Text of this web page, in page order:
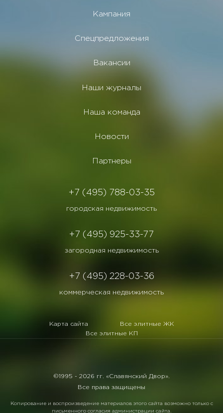
Кампания
Спецпредложения
Вакансии
Наши журналы
Наша команда
Новости
Партнеры
+7 (495) 788-03-35
городская недвижимость
+7 (495) 925-33-77
загородная недвижимость
+7 (495) 228-03-36
коммерческая недвижимость
Карта сайта
Все элитные ЖК
Все элитные КП
©1995 - 2026 гг. «Славянский Двор».
Все права защищены
Копирование и воспроизведение материалов этого сайта возможно только с
письменного согласия администрации сайта.